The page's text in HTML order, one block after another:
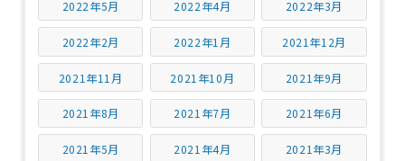
2022年5月 2022年4月 2022年3月
2022年2月 2022年1月 2021年12月
2021年11月 2021年10月 2021年9月
2021年8月 2021年7月 2021年6月
2021年5月 2021年4月 2021年3月